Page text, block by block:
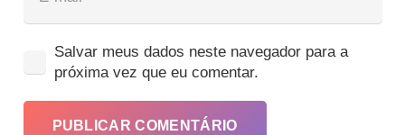
Salvar meus dados neste navegador para a
próxima vez que eu comentar.
PUBLICAR COMENTÁRIO